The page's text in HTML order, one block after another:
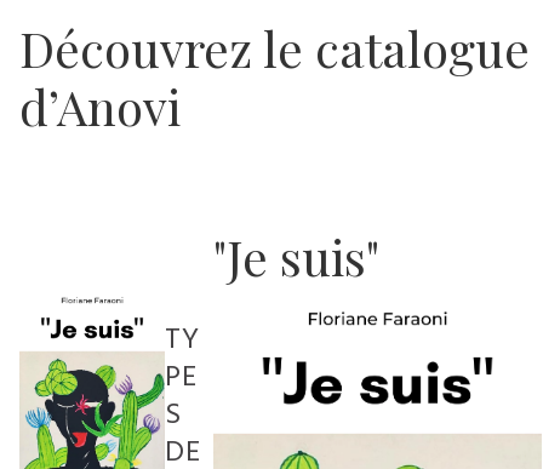
Découvrez le catalogue
d’Anovi
"Je suis"
TY
PE
S
DE